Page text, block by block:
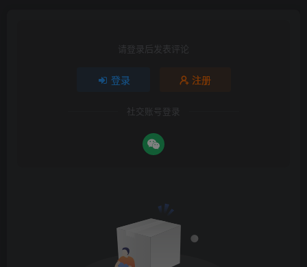
请登录后发表评论
登录 注册
社交账号登录